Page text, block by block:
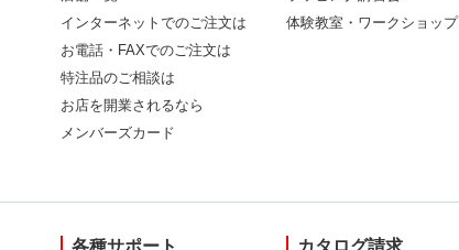
インターネットでのご注文は
お電話・FAXでのご注文は
特注品のご相談は
お店を開業されるなら
メンバーズカード
体験教室・ワークショップ
各種サポート カタログ請求